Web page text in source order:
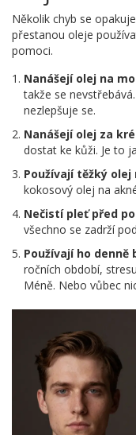
Několik chyb se
přestanou oleje
pomoci.
Nanášejí olej na
takže se
nezlepšuje se.
Nanášejí olej za
dostat ke kůži. Je to
Používají těžký
kokosový olej na
Nečistí pleť před
všechno se zadrží
Používají ho denně
ročních období,
Méně. Nebo vůbec